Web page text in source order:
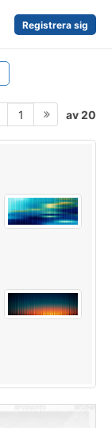
Registrera sig
1 av 20